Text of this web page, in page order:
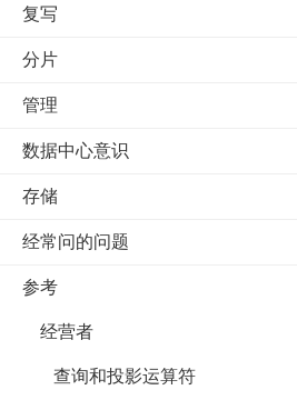
复写
分片
管理
数据中心意识
存储
经常问的问题
参考
经营者
查询和投影运算符